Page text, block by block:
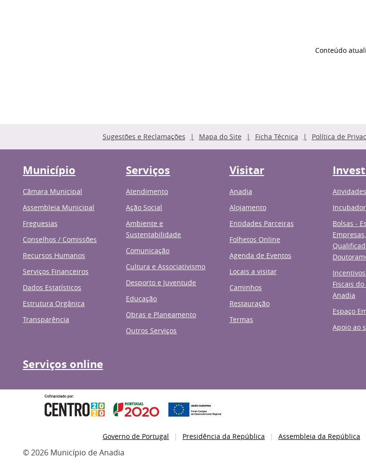
Conteúdo
Sugestões e Reclamações Mapa do Site Ficha Técnica Política de
Município
Câmara Municipal
Assembleia Municipal
Freguesias
Conselhos / Comissões
Recursos Humanos
Serviços Financeiros
Dados Estatísticos
Estrutura Orgânica
Transparência
Serviços
Atendimento
Ação Social
Ambiente e
Sustentabilidade
Comunicação
Cultura e Associativismo
Desporto e Juventude
Educação
Obras e Planeamento
Outros Serviços
Visitar
Anadia
Alojamento
Entidades Parceiras
Folhetos Online
Agenda de Eventos
Locais a visitar
Caminhos
Restauração
Termas
Bolsas -
Fiscais
Anadia
Espaço
Apoio ao
Serviços online
Governo de Portugal Presidência da República Assembleia da República
© 2026 Município de Anadia